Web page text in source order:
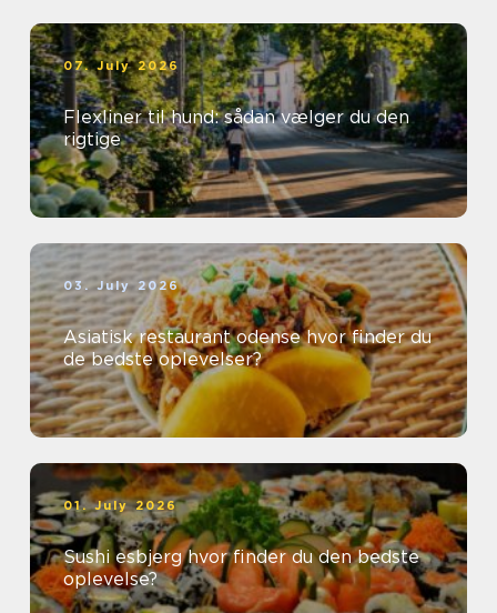
07. July 2026
Flexliner til hund: sådan vælger du den
rigtige
03. July 2026
Asiatisk restaurant odense hvor finder du
de bedste oplevelser?
01. July 2026
Sushi esbjerg hvor finder du den bedste
oplevelse?